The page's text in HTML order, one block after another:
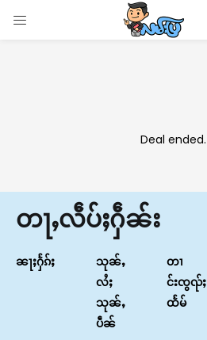
Deal ended.
တႃႇလဵပ်ႈႁဵၼ်း
ၼႃႈႁႅၵ်ႈ
သုၼ်ႇ
လႆႈ
သုၼ်ႇ
ပဵၼ်
တၢ
င်းၸွၺ်ႈ
ထႅမ်
Remember me
Lost password?